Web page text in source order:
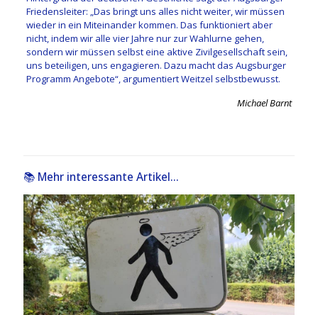
Friedensleiter: „Das bringt uns alles nicht weiter, wir müssen
wieder in ein Miteinander kommen. Das funktioniert aber
nicht, indem wir alle vier Jahre nur zur Wahlurne gehen,
sondern wir müssen selbst eine aktive Zivilgesellschaft sein,
uns beteiligen, uns engagieren. Dazu macht das Augsburger
Programm Angebote“, argumentiert Weitzel selbstbewusst.
Michael Barnt
📚 Mehr interessante Artikel...